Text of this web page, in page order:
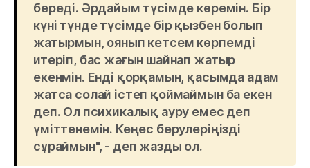
береді. Әрдайым түсімде көремін. Бір
күні түнде түсімде бір қызбен болып
жатырмын, оянып кетсем көрпемді
итеріп, бас жағын шайнап жатыр
екенмін. Енді қорқамын, қасымда адам
жатса солай істеп қоймаймын ба екен
деп. Ол психикалық ауру емес деп
үміттенемін. Кеңес берулеріңізді
сұраймын", - деп жазды ол.